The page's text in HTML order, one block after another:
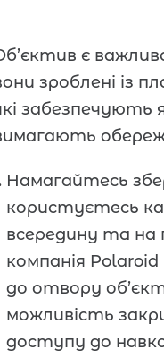
є
зроблені із
забезпечують
Намагайтесь
користуєтесь
всередину та на
компанія
до отвору
можливість
доступу до